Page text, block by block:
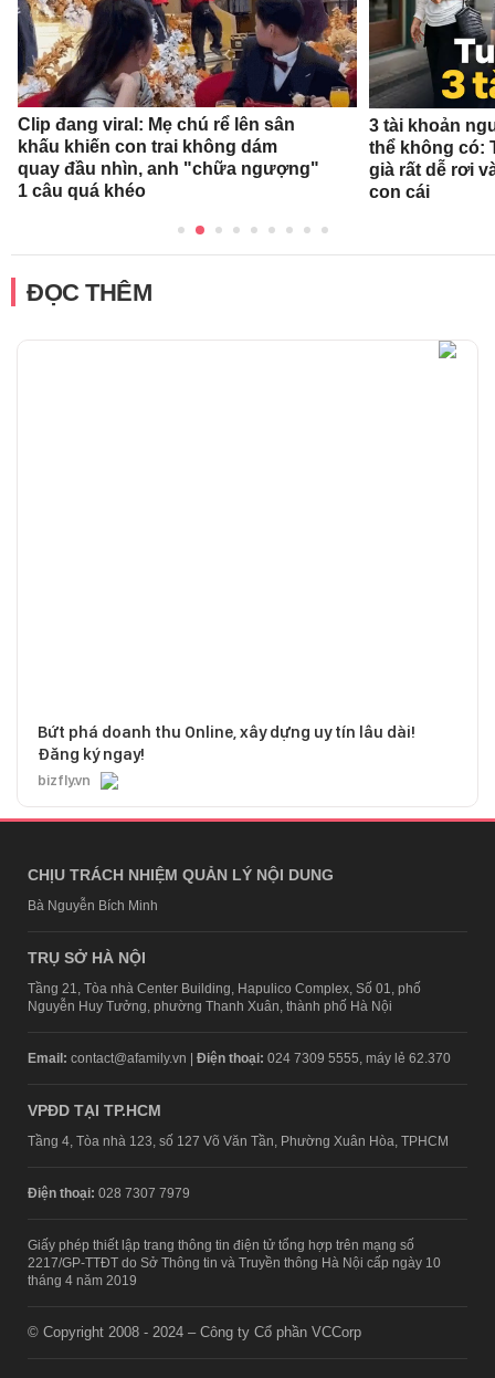
Clip đang viral: Mẹ chú rể lên sân
khấu khiến con trai không dám
quay đầu nhìn, anh "chữa ngượng"
1 câu quá khéo
3 tài khoản
thể không có:
già rất dễ rơi
con cái
ĐỌC THÊM
Bứt phá doanh thu Online, xây dựng uy tín lâu dài!
Đăng ký ngay!
bizfly.vn
CHỊU TRÁCH NHIỆM QUẢN LÝ NỘI DUNG
Bà Nguyễn Bích Minh
TRỤ SỞ HÀ NỘI
Tầng 21, Tòa nhà Center Building, Hapulico Complex, Số 01, phố
Nguyễn Huy Tưởng, phường Thanh Xuân, thành phố Hà Nội
Email: contact@afamily.vn | Điện thoại: 024 7309 5555, máy lẻ 62.370
VPĐD TẠI TP.HCM
Tầng 4, Tòa nhà 123, số 127 Võ Văn Tần, Phường Xuân Hòa, TPHCM
Điện thoại: 028 7307 7979
Giấy phép thiết lập trang thông tin điện tử tổng hợp trên mạng số
2217/GP-TTĐT do Sở Thông tin và Truyền thông Hà Nội cấp ngày 10
tháng 4 năm 2019
© Copyright 2008 - 2024 – Công ty Cổ phần VCCorp